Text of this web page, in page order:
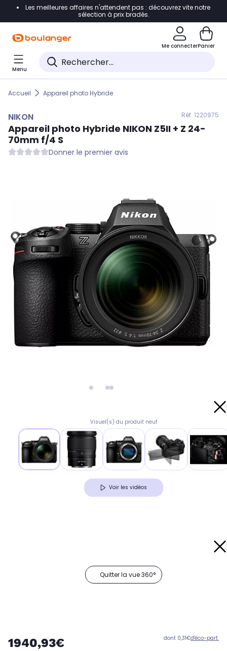
Accéder directement à la navigation
Accéder directement au pied de page
Accéder directement au chatbot
Les meilleures affaires n'attendent pas : découvrez vite notre
sélection à prix bradés.
Me connecterPanier
Menu
Accueil Appareil photo Hybride
NIKON Réf. 1220975
Appareil photo Hybride NIKON Z5II + Z 24-
70mm f/4 S
Donner le premier avis
Visuel(s) du produit neuf
Voir les vidéos
Quitter la vue 360°
1940,93€ dont 0,31€d'éco-part.